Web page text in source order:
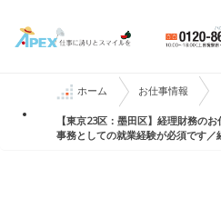
ホーム お仕事情報
【東京23区：墨田区】経理財務の
事務としての就業経験が必須です／